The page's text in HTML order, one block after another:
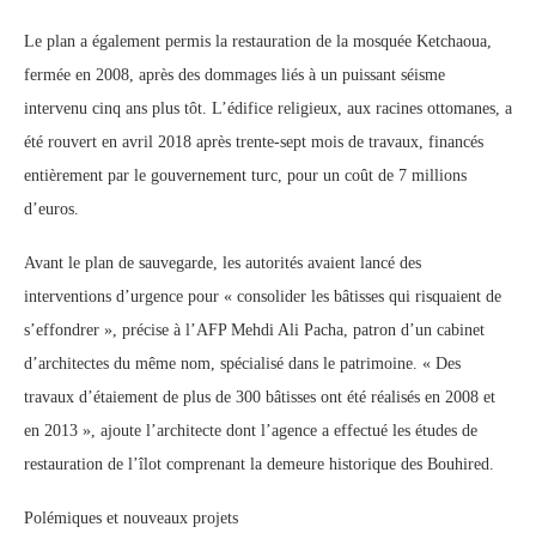
Le plan a également permis la restauration de la mosquée Ketchaoua,
fermée en 2008, après des dommages liés à un puissant séisme
intervenu cinq ans plus tôt. L’édifice religieux, aux racines ottomanes, a
été rouvert en avril 2018 après trente-sept mois de travaux, financés
entièrement par le gouvernement turc, pour un coût de 7 millions
d’euros.
Avant le plan de sauvegarde, les autorités avaient lancé des
interventions d’urgence pour « consolider les bâtisses qui risquaient de
s’effondrer », précise à l’AFP Mehdi Ali Pacha, patron d’un cabinet
d’architectes du même nom, spécialisé dans le patrimoine. « Des
travaux d’étaiement de plus de 300 bâtisses ont été réalisés en 2008 et
en 2013 », ajoute l’architecte dont l’agence a effectué les études de
restauration de l’îlot comprenant la demeure historique des Bouhired.
Polémiques et nouveaux projets